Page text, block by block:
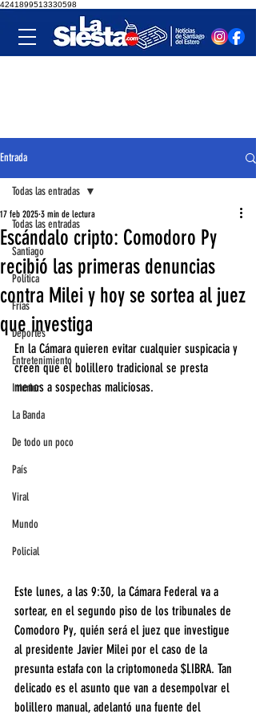
4241899513330598
Entrada
Todas las entradas
Santiago
Política
Frías
Deportes
Entretenimiento
Interior
La Banda
De todo un poco
País
Viral
Mundo
Policial
Todas las entradas
Escándalo cripto: Comodoro Py
recibió las primeras denuncias
contra Milei y hoy se sortea al juez
que investiga
17 feb 2025 3 min de lectura
En la Cámara quieren evitar cualquier suspicacia y
creen que el bolillero tradicional se presta
menos a sospechas maliciosas.
Este lunes, a las 9:30, la Cámara Federal va a
sortear, en el segundo piso de los tribunales de
Comodoro Py, quién será el juez que investigue
al presidente Javier Milei por el caso de la
presunta estafa con la criptomoneda $LIBRA. Tan
delicado es el asunto que van a desempolvar el
bolillero manual, adelantó una fuente del